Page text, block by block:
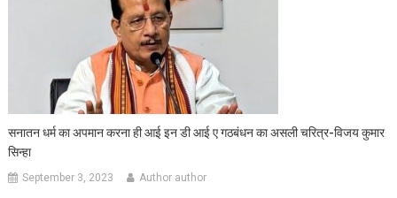
सनातन धर्म का अपमान करना ही आई इन डी आई ए गठबंधन का असली चरित्र-विजय कुमार
सिन्हा
September 3, 2023 Author author